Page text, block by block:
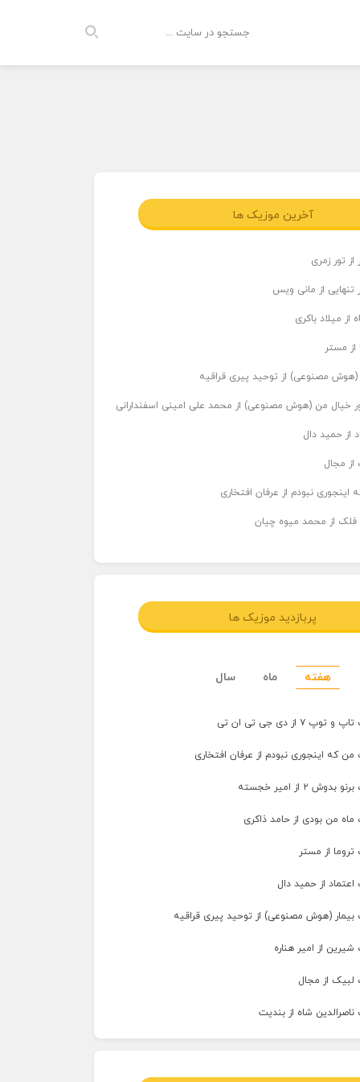
آخرین موزیک ها
تور زمری
تنهایی از مانی ویس
از میلاد باکری
از مستر
(هوش مصنوعی) از توحید پیری قراقیه
خیال من (هوش مصنوعی) از محمد علی امینی اسفندارانی
از حمید دال
از مجال
اینجوری نبودم از عرفان افتخاری
فلک از محمد میوه چیان
پربازدید موزیک ها
هفته ماه سال
۷ از دی جی تی ان تی
من که اینجوری نبودم از عرفان افتخاری
۲ از امیر خجسته
ماه من بودی از حامد ذاکری
تروما از مستر
اعتماد از حمید دال
بیمار (هوش مصنوعی) از توحید پیری قراقیه
شیرین از امیر هناره
لبیک از مجال
ناصرالدین شاه از بندیت